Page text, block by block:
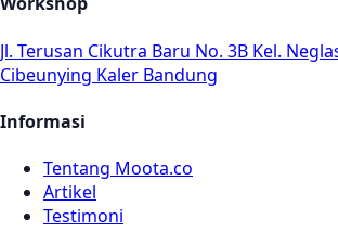
Jl. Terusan Cikutra Baru No. 3B Kel.
Cibeunying Kaler Bandung
Informasi
Tentang Moota.co
Artikel
Testimoni